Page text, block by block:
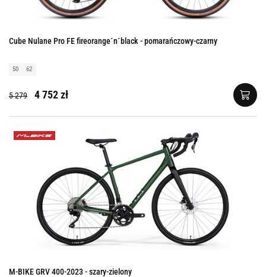
Cube Nulane Pro FE fireorange´n´black - pomarańczowy-czarny
50 62
5 279 4 752 zł
M-BIKE GRV 400-2023 - szary-zielony